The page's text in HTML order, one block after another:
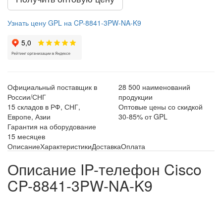
Узнать цену GPL на CP-8841-3PW-NA-K9
Официальный поставщик в
России/СНГ
28 500 наименований
продукции
15 складов в РФ, СНГ,
Европе, Азии
Оптовые цены со скидкой
30-85% от GPL
Гарантия на оборудование
15 месяцев
ОписаниеХарактеристикиДоставкаОплата
Описание IP-телефон Cisco
CP-8841-3PW-NA-K9